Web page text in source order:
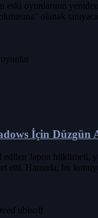
oyunlarının
olanak
İçin Düzgün
edilen Japon
etti. Hamada, bu
ubisoft